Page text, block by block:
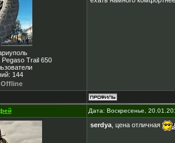
Pegaso Trail 650
144
Offline
Дата: Воскресенье,
serdya , цена отличная